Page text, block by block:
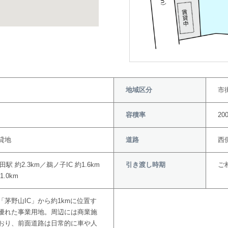
地域区分 市
容積率
地 道路 西
駅 約2.3km／鵜ノ子IC 約1.6km
引き渡し時期 ご
茅野山IC」から約1kmに位置す
れた事業用地。周辺には商業施
り、前面道路は日常的に車や人